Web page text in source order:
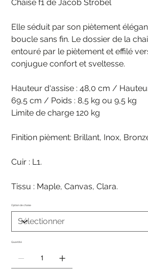
Chaise f1 de Jacob Strobel
Elle séduit par son piètement
boucle sans fin. Le dossier de la
entouré par le piètement et effilé
conjugue confort et sveltesse.
Hauteur d‘assise : 48,0 cm /
69,5 cm / Poids : 8,5 kg ou 9,5 kg
Limite de charge 120 kg
Finition pièment: Brillant, Inox,
Cuir : L1.
Tissu : Maple, Canvas, Clara.
Option de chaise
Quantité